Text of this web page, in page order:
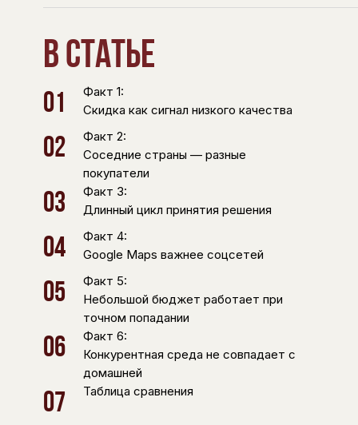
В статье
01
Факт 1:
Скидка как сигнал низкого качества
02
Факт 2:
Соседние страны — разные
покупатели
03
Факт 3:
Длинный цикл принятия решения
04
Факт 4:
Google Maps важнее соцсетей
05
Факт 5:
Небольшой бюджет работает при
точном попадании
06
Факт 6:
Конкурентная среда не совпадает с
домашней
07 Таблица сравнения